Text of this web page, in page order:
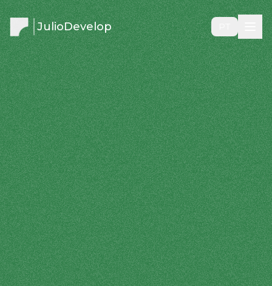
JulioDevelop